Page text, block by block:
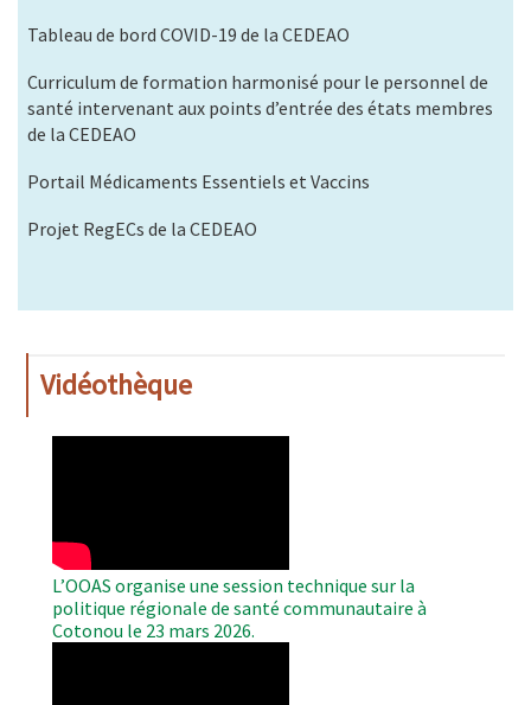
Tableau de bord COVID-19 de la CEDEAO
Curriculum de formation harmonisé pour le personnel de
santé intervenant aux points d’entrée des états membres
de la CEDEAO
Portail Médicaments Essentiels et Vaccins
Projet RegECs de la CEDEAO
Vidéothèque
L’OOAS organise une session technique sur la
politique régionale de santé communautaire à
Cotonou le 23 mars 2026.